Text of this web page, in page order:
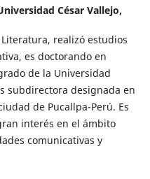
César Vallejo,
realizó estudios
es doctorando en
de la Universidad
subdirectora designada en
de Pucallpa-Perú. Es
interés en el ámbito
comunicativas y